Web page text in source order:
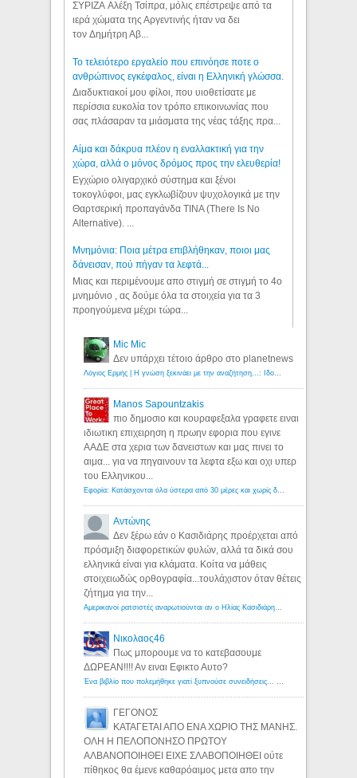
ΣΥΡΙΖΑ Αλέξη Τσίπρα, μόλις επέστρεψε από τα
ιερά χώματα της Αργεντινής ήταν να δει
τον Δημήτρη Αβ...
Το τελειότερο εργαλείο που επινόησε ποτε ο
ανθρώπινος εγκέφαλος, είναι η Ελληνική γλώσσα.
Διαδυκτιακοί μου φίλοι, που υιοθετίσατε με
περίσσια ευκολία τον τρόπο επικοινωνίας που
σας πλάσαραν τα μιάσματα της νέας τάξης πρα...
Αίμα και δάκρυα πλέον η εναλλακτική για την
χώρα, αλλά ο μόνος δρόμος προς την ελευθερία!
Εγχώριο ολιγαρχικό σύστημα και ξένοι
τοκογλύφοι, μας εγκλωβίζουν ψυχολογικά με την
Θαρτσερική προπαγάνδα TINA (There Is No
Alternative). ...
Μνημόνια: Ποια μέτρα επιβλήθηκαν, ποιοι μας
δάνεισαν, πού πήγαν τα λεφτά...
Μιας και περιμένουμε απο στιγμή σε στιγμή το 4ο
μνημόνιο , ας δούμε όλα τα στοιχεία για τα 3
προηγούμενα μέχρι τώρα...
Mic Mic
Δεν υπάρχει τέτοιο άρθρο στο planetnews
Λόγιος Ερμής | Η γνώση ξεκινάει με την αναζήτηση...: Ιδού οι 18 που χρωστούν 11 δις ευρώ!
Manos Sapountzakis
πιο δημοσιο και κουραφεξαλα γραφετε ειναι
ιδιωτικη επιχειρηση η πρωην εφορια που εγινε
ΑΑΔΕ στα χερια των δανειστων και μας πινει το
αιμα... για να πηγαινουν τα λεφτα εξω και οχι υπερ
του Ελληνικου...
Εφορία: Κατάσχονται όλα ύστερα από 30 μέρες και χωρίς δικαστικές αποφάσεις - Λόγιος Ερμής
Αντώνης
Δεν ξέρω εάν ο Κασιδιάρης προέρχεται από
πρόσμιξη διαφορετικών φυλών, αλλά τα δικά σου
ελληνικά είναι για κλάματα. Κοίτα να μάθεις
στοιχειωδώς ορθογραφία...τουλάχιστον όταν θέτεις
ζήτημα για την...
Αμερικανοί ρατσιστές αναρωτιούνται αν ο Ηλίας Κασιδιάρης ανήκει στη λευκή φυλή... - Λόγιος Ερμής
Νικολαος46
Πως μπορουμε να το κατεβασουμε
ΔΩΡΕΑΝ!!!! Αν ειναι Εφικτο Αυτο?
Ένα βιβλίο που πολεμήθηκε γιατί ξυπνούσε συνειδήσεις... - Λόγιος Ερμής | Η γνώση ξεκινάει με την αναζήτηση...
ΓΕΓΟΝΟΣ
ΚΑΤΑΓΕΤΑΙ ΑΠΟ ΕΝΑ ΧΩΡΙΟ ΤΗΣ ΜΑΝΗΣ.
ΟΛΗ Η ΠΕΛΟΠΟΝΗΣΟ ΠΡΩΤΟΥ
ΑΛΒΑΝΟΠΟΙΗΘΕΙ ΕΙΧΕ ΣΛΑΒΟΠΟΙΗΘΕΙ ούτε
πίθηκος θα έμενε καθαρόαιμος μετα απο την